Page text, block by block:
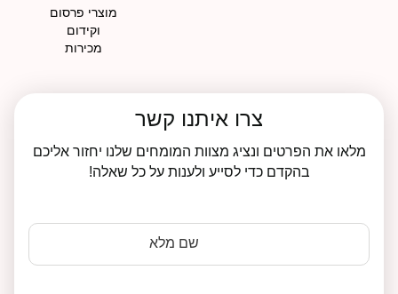
מוצרי פרסום
וקידום
מכירות
צרו איתנו קשר
מלאו את הפרטים ונציג מצוות המומחים שלנו יחזור אליכם
בהקדם כדי לסייע ולענות על כל שאלה!
שם מלא